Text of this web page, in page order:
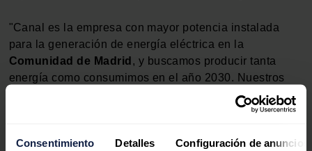
Consentimiento Detalles Configuración de anuncios
"Canal es la empresa con mayor potencia instalada
para la generación de energía eléctrica en la
Comunidad de Madrid , y buscamos producir tanta
energía como consumimos en el año 2030. Nuestros
esfuerzos en digitalización siempre tienen este objetivo
en mente: cada proceso que optimizamos es una gota
consume, es un gramo de CO2 que no se emite", dijo.